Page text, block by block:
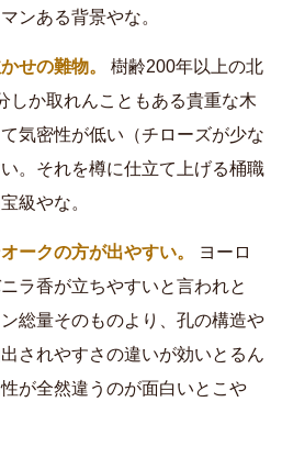
ンある背景やな。
せの難物。
樹齢200年以上の北
しか取れんこともある貴重な木
気密性が低い（チローズが少な
。それを樽に仕立て上げる桶職
級やな。
ークの方が出やすい。
ヨーロ
ラ香が立ちやすいと言われと
総量そのものより、孔の構造や
されやすさの違いが効いとるん
が全然違うのが面白いとこや